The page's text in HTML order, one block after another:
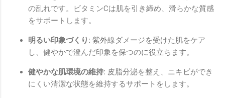
の乱れです。ビタミンCは肌を引き締め、滑らかな質感
をサポートします。
明るい印象づくり: 紫外線ダメージを受けた肌をケア
し、健やかで澄んだ印象を保つのに役立ちます。
健やかな肌環境の維持: 皮脂分泌を整え、ニキビができ
にくい清潔な状態を維持するサポートをします。